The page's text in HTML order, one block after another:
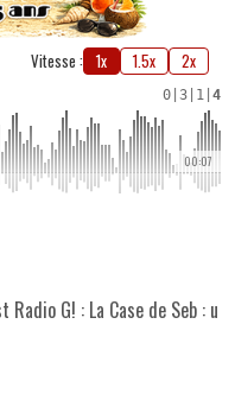
Vitesse : 1x 1.5x 2x
0 3 1 4
00:07
Radio G! : La Case de Seb :